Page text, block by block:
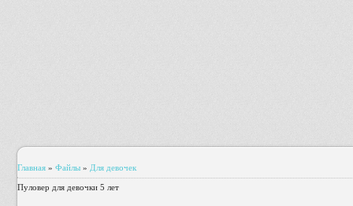
Главная » Файлы » Для девочек
Пуловер для девочки 5 лет